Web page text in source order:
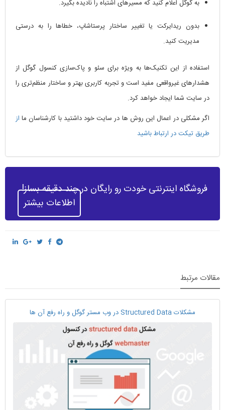
به گوگل اعلام کنید که مسیرهای اشتباه را نادیده بگیرد.
بدون ریدایرکت یا تغییر ساختار پرستاشاپ، خطاها را به درستی
مدیریت کنید.
استفاده از این تکنیک‌ها به ویژه برای سئو و پاک‌سازی کنسول گوگل از
هشدارهای غیرواقعی مفید است و تجربه کاربری بهتر و ساختار منظم‌تری را
در سایت شما ایجاد خواهد کرد.
اگر مشکلی در اعمال این روش ها در سایت خود داشتید با کارشناسان ما از
طریق تیکت در ارتباط باشید
فروشگاه اینترنتی خودت رو رایگان در چند دقیقه بساز!
اطلاعات بیشتر
مقالات مرتبط
مشکلات Structured Data در وب مستر گوگل و راه رفع آن ها